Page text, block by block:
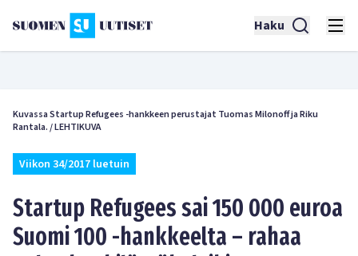
Haku
Kuvassa Startup Refugees -hankkeen perustajat Tuomas Milonoff ja Riku
Rantala./LEHTIKUVA
Viikon 34/2017 luetuin
Startup Refugees sai 150 000 euroa
Suomi 100 -hankkeelta – rahaa